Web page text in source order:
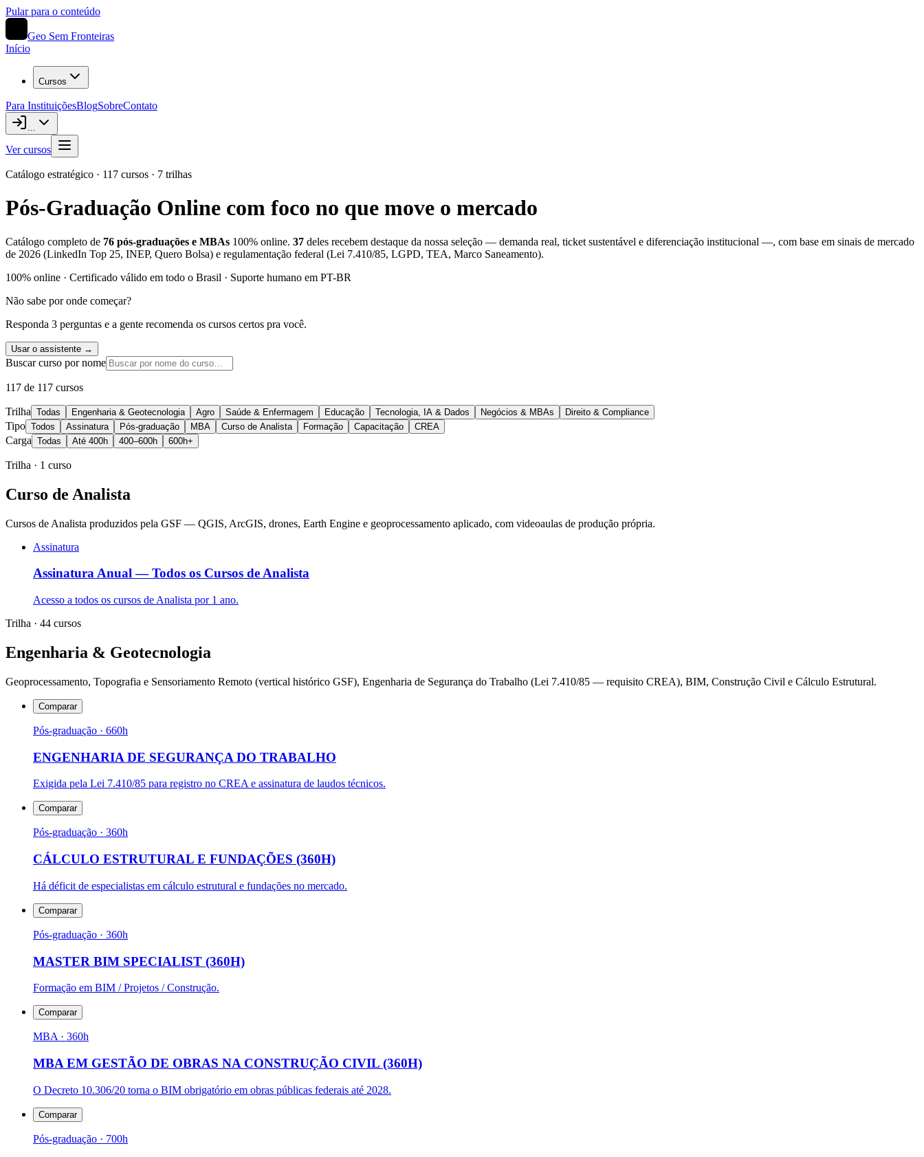
Pular para o conteúdo
Geo Sem Fronteiras
Início
Cursos
Para InstituiçõesBlogSobreContato
...
Ver cursos
Catálogo estratégico · 117 cursos · 7 trilhas
Pós-Graduação Online com foco no que move o mercado
Catálogo completo de 76 pós-graduações e MBAs 100% online. 37 deles recebem destaque da nossa seleção — demanda real, ticket sustentável e diferenciação institucional —, com base em sinais de mercado
de 2026 (LinkedIn Top 25, INEP, Quero Bolsa) e regulamentação federal (Lei 7.410/85, LGPD, TEA, Marco Saneamento).
100% online · Certificado válido em todo o Brasil · Suporte humano em PT-BR
Não sabe por onde começar?
Responda 3 perguntas e a gente recomenda os cursos certos pra você.
Usar o assistente →
Buscar curso por nome
117 de 117 cursos
Trilha Todas Engenharia & Geotecnologia Agro Saúde & Enfermagem Educação Tecnologia, IA & Dados Negócios & MBAs Direito & Compliance
Tipo Todos Assinatura Pós-graduação MBA Curso de Analista Formação Capacitação CREA
Carga Todas Até 400h 400–600h 600h+
Trilha · 1 curso
Curso de Analista
Cursos de Analista produzidos pela GSF — QGIS, ArcGIS, drones, Earth Engine e geoprocessamento aplicado, com videoaulas de produção própria.
Assinatura
Assinatura Anual — Todos os Cursos de Analista
Acesso a todos os cursos de Analista por 1 ano.
Trilha · 44 cursos
Engenharia & Geotecnologia
Geoprocessamento, Topografia e Sensoriamento Remoto (vertical histórico GSF), Engenharia de Segurança do Trabalho (Lei 7.410/85 — requisito CREA), BIM, Construção Civil e Cálculo Estrutural.
Comparar
Pós-graduação · 660h
ENGENHARIA DE SEGURANÇA DO TRABALHO
Exigida pela Lei 7.410/85 para registro no CREA e assinatura de laudos técnicos.
Comparar
Pós-graduação · 360h
CÁLCULO ESTRUTURAL E FUNDAÇÕES (360H)
Há déficit de especialistas em cálculo estrutural e fundações no mercado.
Comparar
Pós-graduação · 360h
MASTER BIM SPECIALIST (360H)
Formação em BIM / Projetos / Construção.
Comparar
MBA · 360h
MBA EM GESTÃO DE OBRAS NA CONSTRUÇÃO CIVIL (360H)
O Decreto 10.306/20 torna o BIM obrigatório em obras públicas federais até 2028.
Comparar
Pós-graduação · 700h